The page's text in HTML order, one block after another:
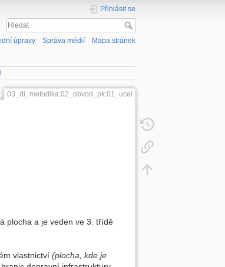
Přihlásit se
úpravy Správa médií Mapa stránek
03_di_metodika:02_obvod_pk:01_ucel
plocha a je veden ve 3. třídě
vlastnictví (plocha, kde je